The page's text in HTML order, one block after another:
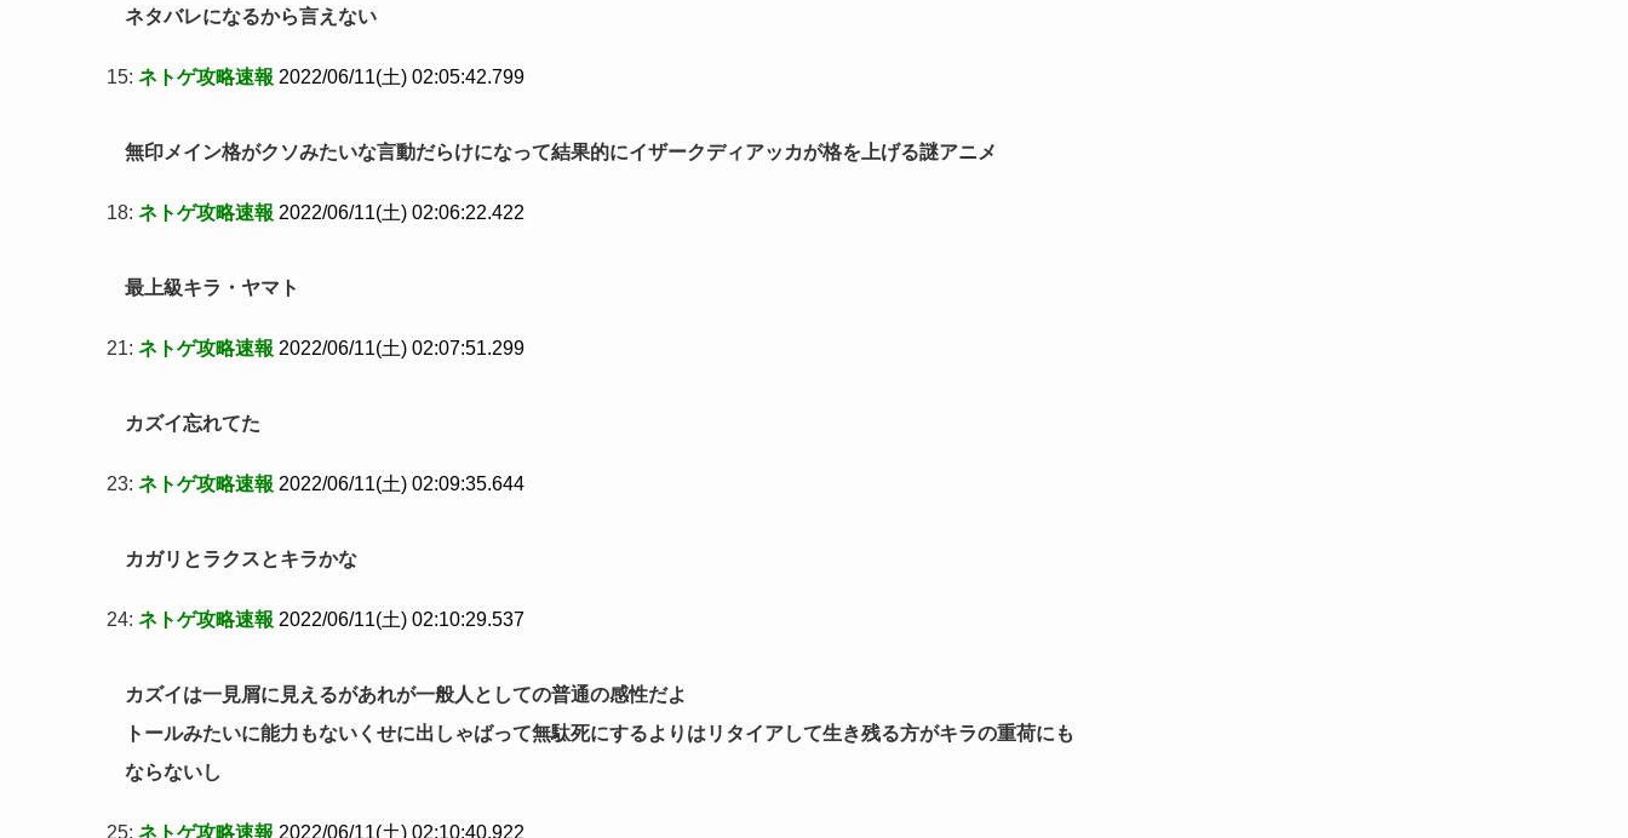
ネタバレになるから言えない
15: ネトゲ攻略速報 2022/06/11(土) 02:05:42.799
無印メイン格がクソみたいな言動だらけになって結果的にイザークディアッカが格を上げる謎アニメ
18: ネトゲ攻略速報 2022/06/11(土) 02:06:22.422
最上級キラ・ヤマト
21: ネトゲ攻略速報 2022/06/11(土) 02:07:51.299
カズイ忘れてた
23: ネトゲ攻略速報 2022/06/11(土) 02:09:35.644
カガリとラクスとキラかな
24: ネトゲ攻略速報 2022/06/11(土) 02:10:29.537
カズイは一見屑に見えるがあれが一般人としての普通の感性だよ
トールみたいに能力もないくせに出しゃばって無駄死にするよりはリタイアして生き残る方がキラの重荷にも
ならないし
25: ネトゲ攻略速報 2022/06/11(土) 02:10:40.922